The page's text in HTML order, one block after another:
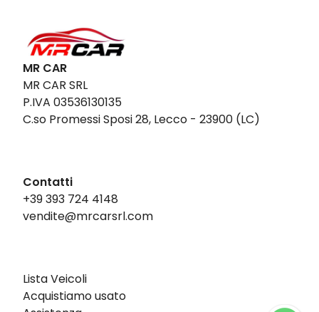
MR CAR
MR CAR SRL
P.IVA 03536130135
C.so Promessi Sposi 28, Lecco - 23900 (LC)
Contatti
+39 393 724 4148
vendite@mrcarsrl.com
Lista Veicoli
Acquistiamo usato